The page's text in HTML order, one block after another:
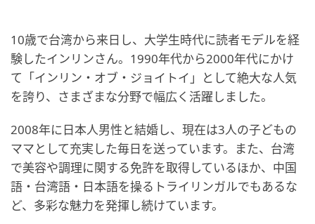
10歳で台湾から来日し、大学生時代に読者モデルを経
験したインリンさん。1990年代から2000年代にかけ
て「インリン・オブ・ジョイトイ」として絶大な人気
を誇り、さまざまな分野で幅広く活躍しました。
2008年に日本人男性と結婚し、現在は3人の子どもの
ママとして充実した毎日を送っています。また、台湾
で美容や調理に関する免許を取得しているほか、中国
語・台湾語・日本語を操るトライリンガルでもあるな
ど、多彩な魅力を発揮し続けています。